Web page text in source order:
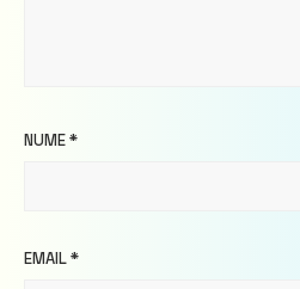
NUME*
EMAIL*